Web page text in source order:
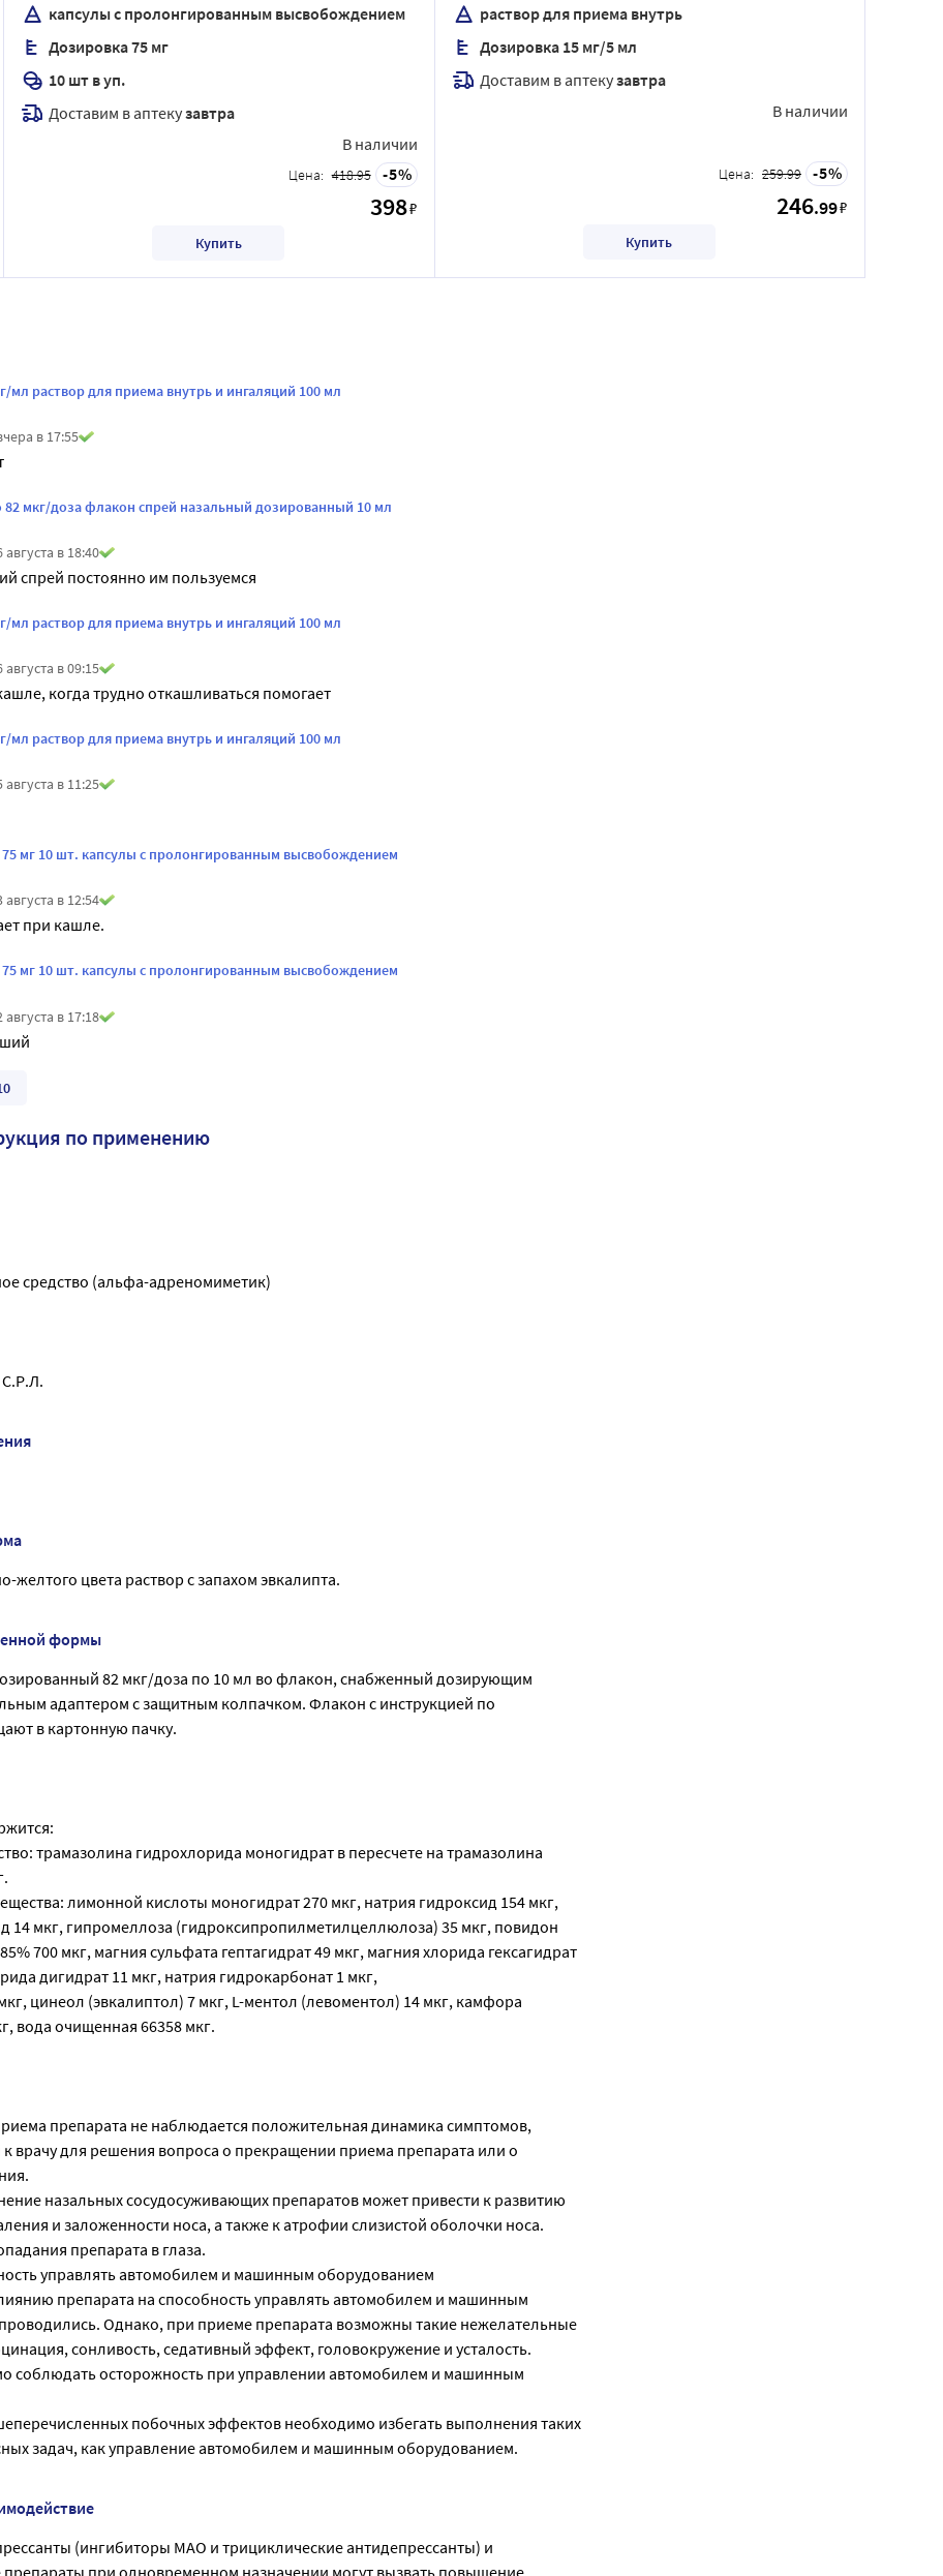
капсулы с пролонгированным высвобождением
Дозировка 75 мг
10 шт в уп.
Доставим в аптекузавтра
В наличии
Цена: 418.95 5
398₽
Купить
раствор для приема внутрь
Дозировка 15 мг/5 мл
Доставим в аптекузавтра
В наличии
Цена: 259.99 5
246.99₽
Купить
мл раствор для приема внутрь и ингаляций 100 мл
в 17:55
мкг/доза флакон спрей назальный дозированный 10 мл
августа в 18:40
спрей постоянно им пользуемся
мл раствор для приема внутрь и ингаляций 100 мл
августа в 09:15
когда трудно откашливаться помогает
мл раствор для приема внутрь и ингаляций 100 мл
августа в 11:25
мг 10 шт. капсулы с пролонгированным высвобождением
августа в 12:54
при кашле.
мг 10 шт. капсулы с пролонгированным высвобождением
августа в 17:18
по применению
средство (альфа-адреномиметик)
С.Р.Л.
желтого цвета раствор с запахом эвкалипта.
формы
82 мкг/доза по 10 мл во флакон, снабженный дозирующим
адаптером с защитным колпачком. Флакон с инструкцией по
в картонную пачку.
трамазолина гидрохлорида моногидрат в пересчете на трамазолина
лимонной кислоты моногидрат 270 мкг, натрия гидроксид 154 мкг,
14 мкг, гипромеллоза (гидроксипропилметилцеллюлоза) 35 мкг, повидон
700 мкг, магния сульфата гептагидрат 49 мкг, магния хлорида гексагидрат
дигидрат 11 мкг, натрия гидрокарбонат 1 мкг,
цинеол (эвкалиптол) 7 мкг, L-ментол (левоментол) 14 мкг, камфора
вода очищенная 66358 мкг.
препарата не наблюдается положительная динамика симптомов,
к врачу для решения вопроса о прекращении приема препарата или о
назальных сосудосуживающих препаратов может привести к развитию
и заложенности носа, а также к атрофии слизистой оболочки носа.
препарата в глаза.
управлять автомобилем и машинным оборудованием
препарата на способность управлять автомобилем и машинным
Однако, при приеме препарата возможны такие нежелательные
сонливость, седативный эффект, головокружение и усталость.
соблюдать осторожность при управлении автомобилем и машинным
побочных эффектов необходимо избегать выполнения таких
задач, как управление автомобилем и машинным оборудованием.
(ингибиторы МАО и трициклические антидепрессанты) и
при одновременном назначении могут вызвать повышение